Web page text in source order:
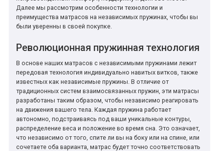
Далее мы рассмотрим особенности технологии и
преимущества матрасов на независимых пружинах, чтобы вы
были уверенны в своей покупке.
Революционная пружинная технология
В основе наших матрасов с независимыми пружинами лежит
передовая технология индивидуально навитых витков, также
известных как независимые пружины. В отличие от
традиционных систем взаимосвязанных пружин, эти матрасы
разработаны таким образом, чтобы независимо реагировать
на движения вашего тела. Каждая пружина работает
автономно, подстраиваясь под ваши уникальные контуры,
распределение веса и положение во время сна. Это означает,
что независимо от того, спите ли вы на боку или на спине, или
сочетаете оба варианта, матрас будет точно соответствовать